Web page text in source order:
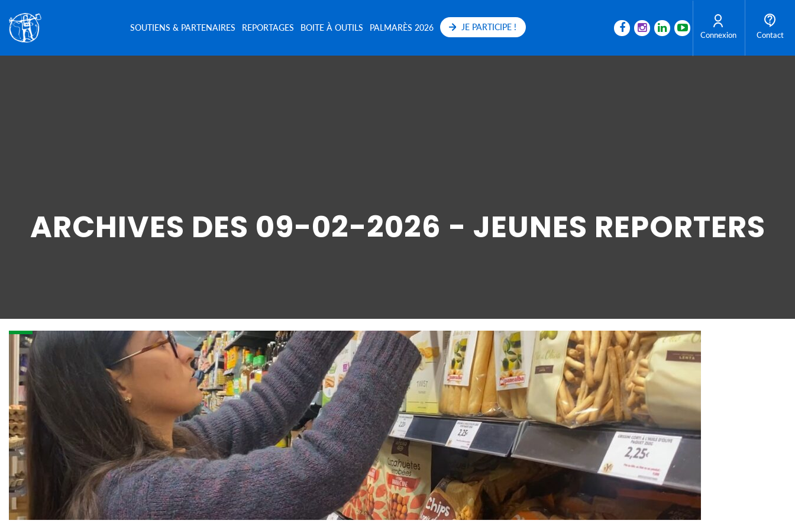
SOUTIENS & PARTENAIRES REPORTAGES BOITE À OUTILS PALMARÈS 2026 JE PARTICIPE !
Connexion Contact
ARCHIVES DES 09-02-2026 - JEUNES REPORTERS